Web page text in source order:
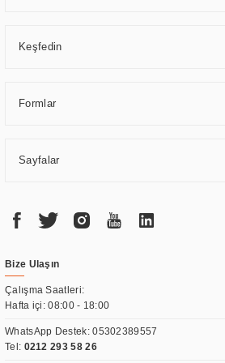
Keşfedin
Formlar
Sayfalar
Bize Ulaşın
Çalışma Saatleri:
Hafta içi: 08:00 - 18:00
WhatsApp Destek:05302389557
Tel: 0212 293 58 26